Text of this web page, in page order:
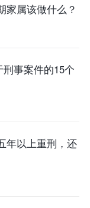
家属该做什么？
事案件的15个
年以上重刑，还